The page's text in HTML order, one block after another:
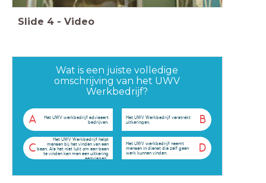
Slide 4 - Video
Wat is een juiste volledige
omschrijving van het UWV
Werkbedrijf?
A
Het UWV werkbedrijf adviseert
bedrijven.
B
Het UWV Werkbedrijf verstrekt
uitkeringen.
C
Het UWV Werkbedrijf helpt
mensen bij het vinden van een
baan. Als het niet lukt om een baan
te vinden kan men een uitkering
aanvragen .
D
Het UWV werkbedrijf neemt
mensen in dienst die zelf geen
werk kunnen vinden.